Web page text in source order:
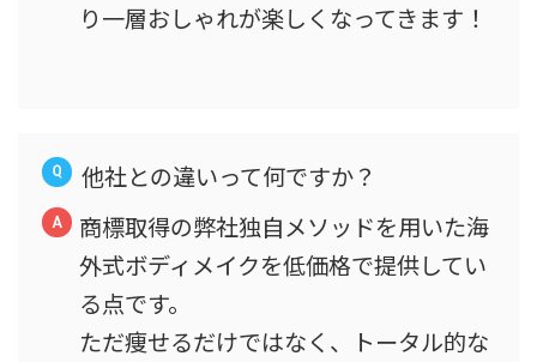
り一層おしゃれが楽しくなってきます！
他社との違いって何ですか？
商標取得の弊社独自メソッドを用いた海
外式ボディメイクを低価格で提供してい
る点です。
ただ痩せるだけではなく、トータル的な